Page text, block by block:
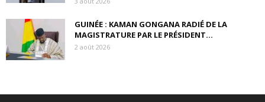
GUINÉE : KAMAN GONGANA RADIÉ DE LA
MAGISTRATURE PAR LE PRÉSIDENT...
2 août 2026